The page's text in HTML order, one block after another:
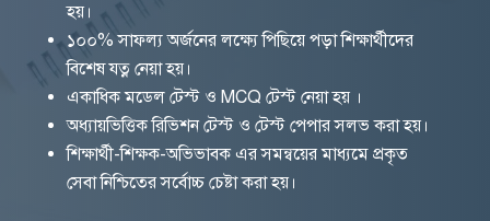
হয়।
১০০% সাফল্য অর্জনের লক্ষ্যে পিছিয়ে পড়া শিক্ষার্থীদের
বিশেষ যত্ন নেয়া হয়।
একাধিক মডেল টেস্ট ও MCQ টেস্ট নেয়া হয় ।
অধ্যায়ভিত্তিক রিভিশন টেস্ট ও টেস্ট পেপার সলভ করা হয়।
শিক্ষার্থী-শিক্ষক-অভিভাবক এর সমন্বয়ের মাধ্যমে প্রকৃত
সেবা নিশ্চিতের সর্বোচ্চ চেষ্টা করা হয়।